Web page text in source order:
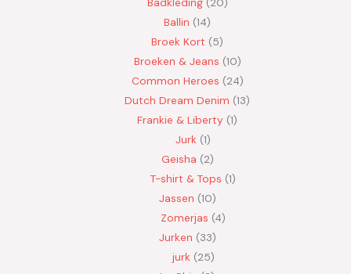
Ballin 14
Broek Kort 5
Broeken & Jeans 10
Common Heroes 24
Dutch Dream Denim 13
Frankie & Liberty 1
Jurk 1
Geisha 2
T-shirt & Tops 1
Jassen 10
Zomerjas 4
Jurken 33
jurk 25